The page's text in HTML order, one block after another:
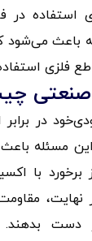
استفاده در
باعث می‌شود
فلزی
صنعتی
در
مسئله
با
نهایت،
دست